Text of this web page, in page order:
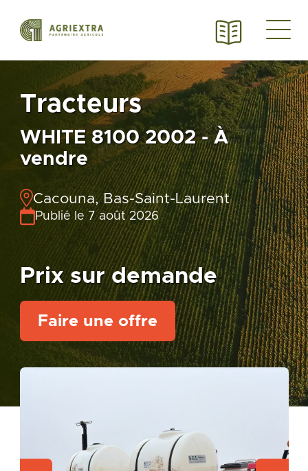
Tracteurs
WHITE 8100 2002 - À
vendre
Cacouna, Bas-Saint-Laurent
Publié le 7 août 2026
Prix sur demande
Faire une offre